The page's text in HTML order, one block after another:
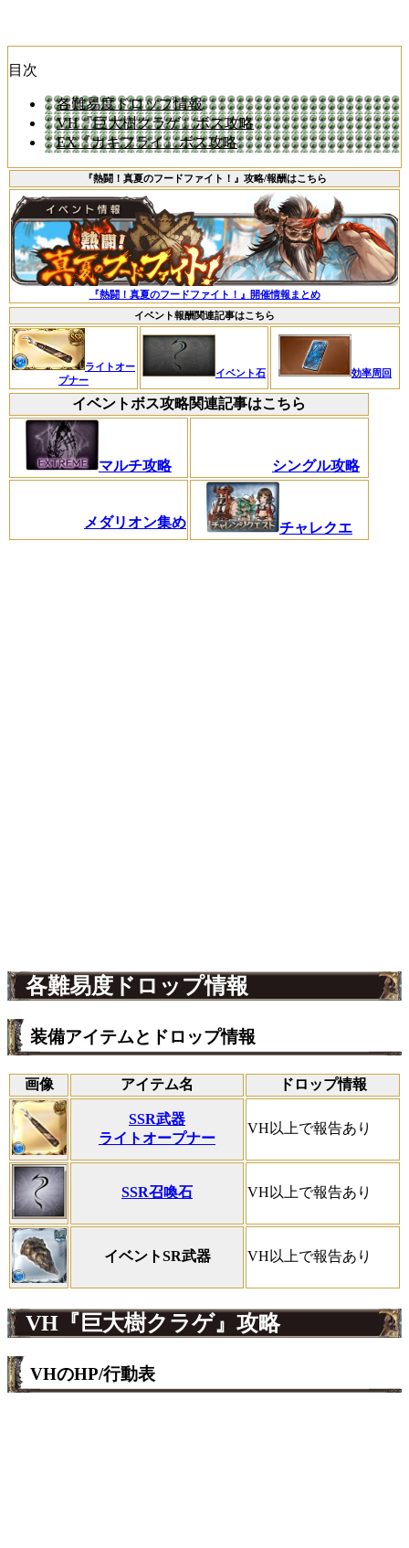
目次
各難易度ドロップ情報
VH『巨大樹クラゲ』ボス攻略
EX『カキフライ』ボス攻略
『熱闘！真夏のフードファイト！』攻略/報酬はこちら
『熱闘！真夏のフードファイト！』開催情報まとめ
イベント報酬関連記事はこちら
ライトオー
プナー
イベント石 効率周回
イベントボス攻略関連記事はこちら
マルチ攻略 シングル攻略
メダリオン集め チャレクエ
各難易度ドロップ情報
装備アイテムとドロップ情報
画像 アイテム名 ドロップ情報
SSR武器
ライトオープナー
VH以上で報告あり
SSR召喚石 VH以上で報告あり
イベントSR武器 VH以上で報告あり
VH『巨大樹クラゲ』攻略
VHのHP/行動表